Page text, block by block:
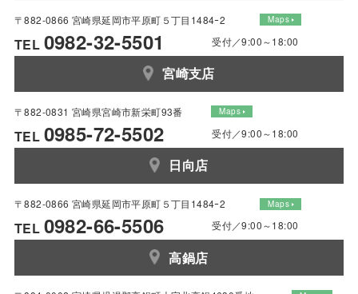
〒882-0866 宮崎県延岡市平原町５丁目1484ｰ2 Maps
TEL 0982-32-5501 受付／9:00～18:00
宮崎支店
〒882-0831 宮崎県宮崎市新栄町93番 Maps
TEL 0985-72-5502 受付／9:00～18:00
日向店
〒882-0866 宮崎県延岡市平原町５丁目1484ｰ2 Maps
TEL 0982-66-5506 受付／9:00～18:00
高鍋店